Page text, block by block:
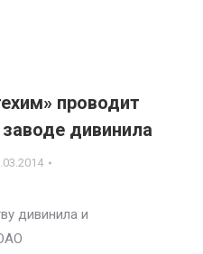
проводит
дивинила
дивинила и